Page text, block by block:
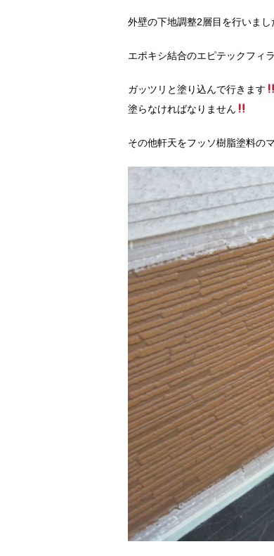
外壁の下地調整2層目を行いまし
エポキシ結合のエピテックフィラ
ガッツリと塗り込んで行きます
塗らなければなりません
その他軒天をフッソ樹脂塗料の